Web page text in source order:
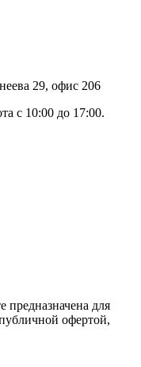
29, офис 206
c 10:00 до 17:00.
предназначена для
офертой,